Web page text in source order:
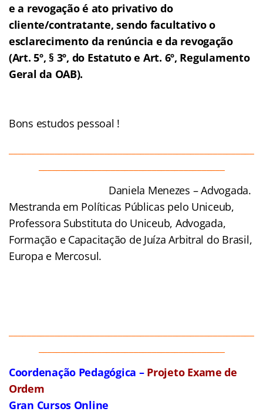
e a revogação é ato privativo do
cliente/contratante, sendo facultativo o
esclarecimento da renúncia e da revogação
(Art. 5º, § 3º, do Estatuto e Art. 6º, Regulamento
Geral da OAB).
Bons estudos pessoal !
Daniela Menezes – Advogada.
Mestranda em Políticas Públicas pelo Uniceub,
Professora Substituta do Uniceub, Advogada,
Formação e Capacitação de Juíza Arbitral do Brasil,
Europa e Mercosul.
Coordenação Pedagógica – Projeto Exame de
Ordem
Gran Cursos Online